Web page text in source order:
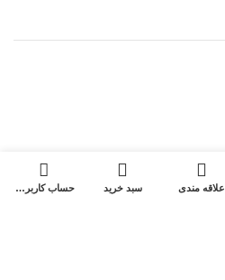
علاقه مندی
0
سبد خرید حساب کاربری من